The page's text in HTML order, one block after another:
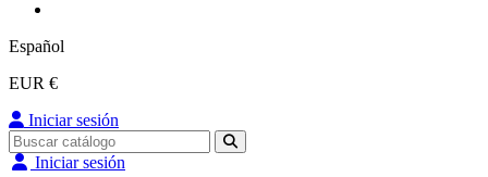
Español
EUR €
Iniciar sesión
Iniciar sesión